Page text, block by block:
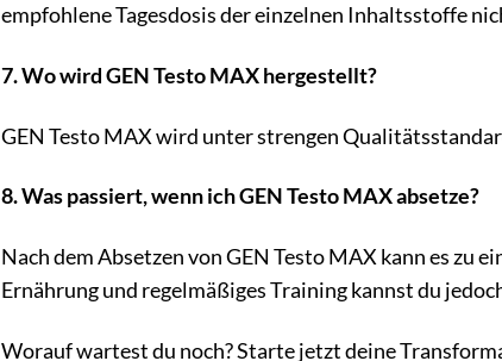
empfohlene Tagesdosis der einzelnen Inhaltsstoffe
7. Wo wird GEN Testo MAX hergestellt?
GEN Testo MAX wird unter strengen
8. Was passiert, wenn ich GEN Testo MAX absetze?
Nach dem Absetzen von GEN Testo MAX kann es zu
Ernährung und regelmäßiges Training kannst du
Worauf wartest du noch? Starte jetzt deine